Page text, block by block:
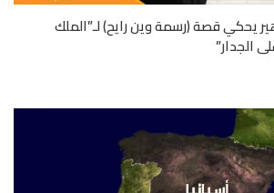
يحكي قصة (رسمة وين رايح) لـ”الملك
الجدار”